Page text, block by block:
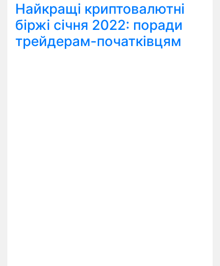
Найкращі криптовалютні
біржі січня 2022: поради
трейдерам-початківцям